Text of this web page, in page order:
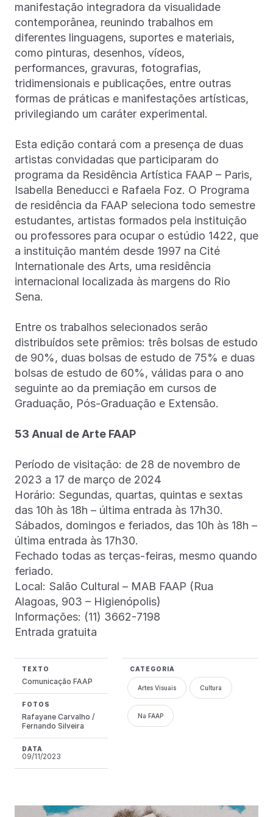
manifestação integradora da visualidade
contemporânea, reunindo trabalhos em
diferentes linguagens, suportes e materiais,
como pinturas, desenhos, vídeos,
performances, gravuras, fotografias,
tridimensionais e publicações, entre outras
formas de práticas e manifestações artísticas,
privilegiando um caráter experimental.
Esta edição contará com a presença de duas
artistas convidadas que participaram do
programa da Residência Artística FAAP – Paris,
Isabella Beneducci e Rafaela Foz. O Programa
de residência da FAAP seleciona todo semestre
estudantes, artistas formados pela instituição
ou professores para ocupar o estúdio 1422, que
a instituição mantém desde 1997 na Cité
Internationale des Arts, uma residência
internacional localizada às margens do Rio
Sena.
Entre os trabalhos selecionados serão
distribuídos sete prêmios: três bolsas de estudo
de 90%, duas bolsas de estudo de 75% e duas
bolsas de estudo de 60%, válidas para o ano
seguinte ao da premiação em cursos de
Graduação, Pós-Graduação e Extensão.
53 Anual de Arte FAAP
Período de visitação: de 28 de novembro de
2023 a 17 de março de 2024
Horário: Segundas, quartas, quintas e sextas
das 10h às 18h – última entrada às 17h30.
Sábados, domingos e feriados, das 10h às 18h –
última entrada às 17h30.
Fechado todas as terças-feiras, mesmo quando
feriado.
Local: Salão Cultural – MAB FAAP (Rua
Alagoas, 903 – Higienópolis)
Informações: (11) 3662-7198
Entrada gratuita
TEXTO
Comunicação FAAP
FOTOS
Rafayane Carvalho /
Fernando Silveira
DATA
09/11/2023
CATEGORIA
Artes Visuais Cultura
Na FAAP